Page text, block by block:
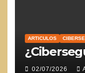
ARTICULOS
02/07/2026